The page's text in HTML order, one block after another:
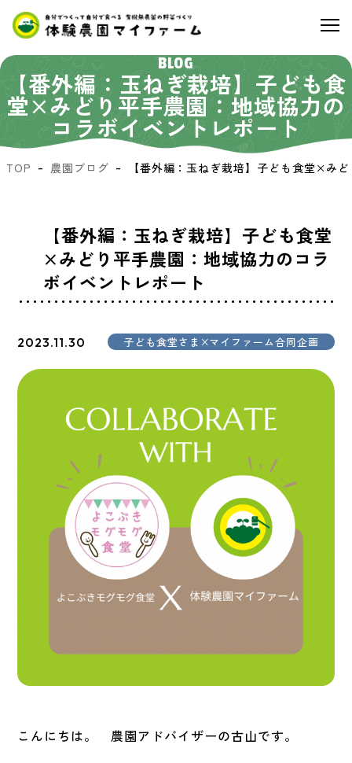
BLOG
【番外編：玉ねぎ栽培】子ども食
堂×みどり平手農園：地域協力の
コラボイベントレポート
TOP 農園ブログ 【番外編：玉ねぎ栽培】子ども食堂×み
【番外編：玉ねぎ栽培】子ども食堂
×みどり平手農園：地域協力のコラ
ボイベントレポート
2023.11.30 子ども食堂さま×マイファーム合同企画
こんにちは。 農園アドバイザーの古山です。